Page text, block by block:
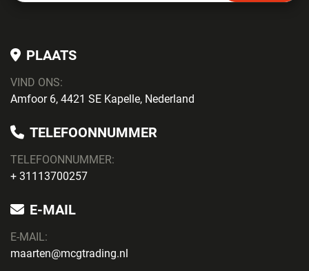
PLAATS
VIND ONS:
Amfoor 6, 4421 SE Kapelle, Nederland
TELEFOONNUMMER
TELEFOONNUMMER:
+ 31113700257
E-MAIL
E-MAIL:
maarten@mcgtrading.nl